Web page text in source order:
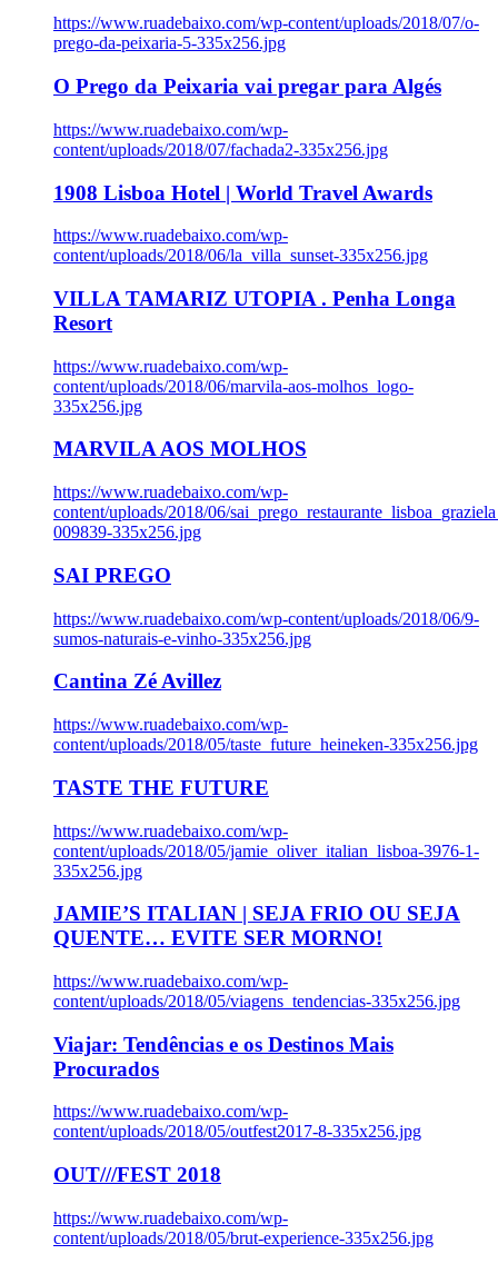
https://www.ruadebaixo.com/wp-content/uploads/2018/07/o-
prego-da-peixaria-5-335x256.jpg
O Prego da Peixaria vai pregar para Algés
https://www.ruadebaixo.com/wp-
content/uploads/2018/07/fachada2-335x256.jpg
1908 Lisboa Hotel | World Travel Awards
https://www.ruadebaixo.com/wp-
content/uploads/2018/06/la_villa_sunset-335x256.jpg
VILLA TAMARIZ UTOPIA . Penha Longa
Resort
https://www.ruadebaixo.com/wp-
content/uploads/2018/06/marvila-aos-molhos_logo-
335x256.jpg
MARVILA AOS MOLHOS
https://www.ruadebaixo.com/wp-
content/uploads/2018/06/
009839-335x256.jpg
SAI PREGO
https://www.ruadebaixo.com/wp-content/uploads/2018/06/9-
sumos-naturais-e-vinho-335x256.jpg
Cantina Zé Avillez
https://www.ruadebaixo.com/wp-
content/uploads/2018/05/taste_future_heineken-335x256.jpg
TASTE THE FUTURE
https://www.ruadebaixo.com/wp-
content/uploads/2018/05/jamie_oliver_italian_lisboa-3976-1-
335x256.jpg
JAMIE’S ITALIAN | SEJA FRIO OU SEJA
QUENTE… EVITE SER MORNO!
https://www.ruadebaixo.com/wp-
content/uploads/2018/05/viagens_tendencias-335x256.jpg
Viajar: Tendências e os Destinos Mais
Procurados
https://www.ruadebaixo.com/wp-
content/uploads/2018/05/outfest2017-8-335x256.jpg
OUT///FEST 2018
https://www.ruadebaixo.com/wp-
content/uploads/2018/05/brut-experience-335x256.jpg